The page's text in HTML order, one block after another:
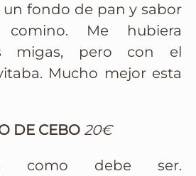
un fondo de pan y sabor
comino. Me hubiera
migas, pero con el
Mucho mejor esta
DE CEBO 20€
como debe ser.